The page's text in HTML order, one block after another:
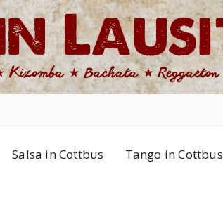
Salsa in Cottbus Tango in Cottbus